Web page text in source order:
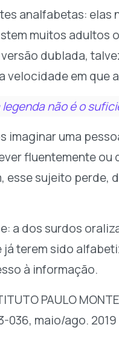
analfabetas:
muitos adultos
dublada,
velocidade em que
não é o
imaginar uma
fluentemente
esse sujeito perde,
a dos surdos
terem sido
à informação.
PAULO
036, maio/ago.